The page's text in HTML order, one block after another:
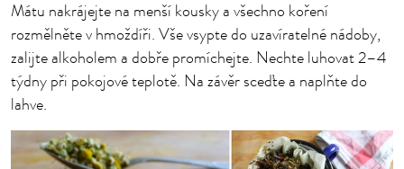
Mátu nakrájejte na menší kousky a všechno koření
rozmělněte v hmoždíři. Vše vsypte do uzavíratelné nádoby,
zalijte alkoholem a dobře promíchejte. Nechte luhovat 2–4
týdny při pokojové teplotě. Na závěr sceďte a naplňte do
lahve.